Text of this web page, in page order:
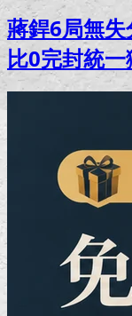
蔣銲6局無
比0完封統